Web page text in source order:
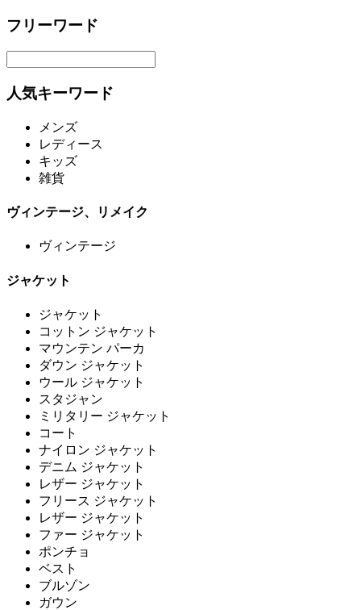
フリーワード
人気キーワード
メンズ
レディース
キッズ
雑貨
ヴィンテージ、リメイク
ヴィンテージ
ジャケット
ジャケット
コットン ジャケット
マウンテン パーカ
ダウン ジャケット
ウール ジャケット
スタジャン
ミリタリー ジャケット
コート
ナイロン ジャケット
デニム ジャケット
レザー ジャケット
フリース ジャケット
レザー ジャケット
ファー ジャケット
ポンチョ
ベスト
ブルゾン
ガウン